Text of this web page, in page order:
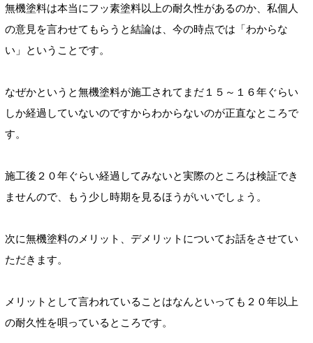
無機塗料は本当にフッ素塗料以上の耐久性があるのか、私個人
の意見を言わせてもらうと結論は、今の時点では「わからな
い」ということです。
なぜかというと無機塗料が施工されてまだ１５～１６年ぐらい
しか経過していないのですからわからないのが正直なところで
す。
施工後２０年ぐらい経過してみないと実際のところは検証でき
ませんので、もう少し時期を見るほうがいいでしょう。
次に無機塗料のメリット、デメリットについてお話をさせてい
ただきます。
メリットとして言われていることはなんといっても２０年以上
の耐久性を唄っているところです。